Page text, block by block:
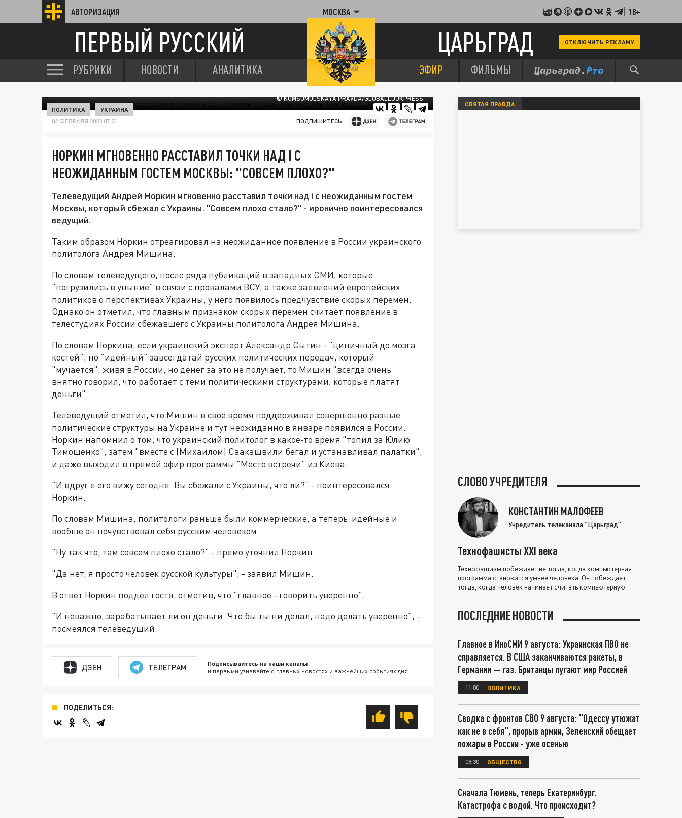
АВТОРИЗАЦИЯ МОСКВА 18+
ПЕРВЫЙ РУССКИЙ ЦАРЬГРАД ОТКЛЮЧИТЬ РЕКЛАМУ
РУБРИКИ НОВОСТИ АНАЛИТИКА ЭФИР ФИЛЬМЫ
© KOMSOMOLSKAYA PRAVDA/GLOBALLOOKPRESS
ПОЛИТИКА УКРАИНА
02 ФЕВРАЛЯ 2023 07:21 ПОДПИШИТЕСЬ:
НОРКИН МГНОВЕННО РАССТАВИЛ ТОЧКИ НАД I С
НЕОЖИДАННЫМ ГОСТЕМ МОСКВЫ: "СОВСЕМ ПЛОХО?"
Телеведущий Андрей Норкин мгновенно расставил точки над i с неожиданным гостем
Москвы, который сбежал с Украины. "Совсем плохо стало?" - иронично поинтересовался
ведущий.
Таким образом Норкин отреагировал на неожиданное появление в России украинского
политолога Андрея Мишина.
По словам телеведущего, после ряда публикаций в западных СМИ, которые
"погрузились в уныние" в связи с провалами ВСУ, а также заявлений европейских
политиков о перспективах Украины, у него появилось предчувствие скорых перемен.
Однако он отметил, что главным признаком скорых перемен считает появление в
телестудиях России сбежавшего с Украины политолога Андрея Мишина.
По словам Норкина, если украинский эксперт Александр Сытин - "циничный до мозга
костей", но "идейный" завсегдатай русских политических передач, который
"мучается", живя в России, но денег за это не получает, то Мишин "всегда очень
внятно говорил, что работает с теми политическими структурами, которые платят
деньги".
Телеведущий отметил, что Мишин в своё время поддерживал совершенно разные
политические структуры на Украине и тут неожиданно в январе появился в России.
Норкин напомнил о том, что украинский политолог в какое-то время "топил за Юлию
Тимошенко", затем "вместе с [Михаилом] Саакашвили бегал и устанавливал палатки",
и даже выходил в прямой эфир программы "Место встречи" из Киева.
"И вдруг я его вижу сегодня. Вы сбежали с Украины, что ли?" - поинтересовался
Норкин.
По словам Мишина, политологи раньше были коммерческие, а теперь идейные и
вообще он почувствовал себя русским человеком.
"Ну так что, там совсем плохо стало?" - прямо уточнил Норкин.
"Да нет, я просто человек русской культуры", - заявил Мишин.
В ответ Норкин поддел гостя, отметив, что "главное - говорить уверенно".
"И неважно, зарабатывает ли он деньги. Что бы ты ни делал, надо делать уверенно", -
посмеялся телеведущий.
ДЗЕН ТЕЛЕГРАМ Подписывайтесь на наши каналы
и первыми узнавайте о главных новостях и важнейших событиях дня.
ПОДЕЛИТЬСЯ:
СВЯТАЯ ПРАВДА
СЛОВО УЧРЕДИТЕЛЯ
КОНСТАНТИН МАЛОФЕЕВ
Учредитель телеканала "Царьград"
Технофашисты XXI века
Технофашизм побеждает не тогда, когда компьютерная
программа становится умнее человека. Он побеждает
тогда, когда человек начинает считать компьютерную
ПОСЛЕДНИЕ НОВОСТИ
Главное в ИноСМИ 9 августа: Украинская ПВО не
справляется. В США заканчиваются ракеты, в
Германии — газ. Британцы пугают мир Россией
11:00 ПОЛИТИКА
Сводка с фронтов СВО 9 августа: "Одессу утюжат
как не в себя", прорыв армии, Зеленский обещает
пожары в России - уже осенью
08:30 ОБЩЕСТВО
Сначала Тюмень, теперь Екатеринбург.
Катастрофа с водой. Что происходит?